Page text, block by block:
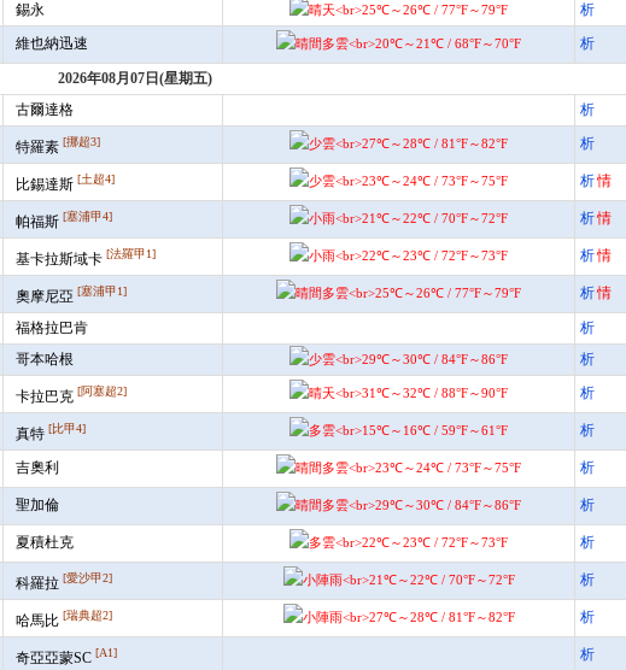
錫永
析
維也納迅速 析
2026年08月07日(星期五)
古爾達格
析
特羅素 [挪超3] 析
比錫達斯 [土超4] 析情
帕福斯 [塞浦甲4] 析情
基卡拉斯域卡 [法羅甲1] 析情
奧摩尼亞 [塞浦甲1] 析情
福格拉巴肯
析
哥本哈根
析
卡拉巴克 [阿塞超2] 析
真特 [比甲4] 析
吉奧利 析
聖加倫 析
夏積杜克 析
科羅拉 [愛沙甲2] 析
哈馬比 [瑞典超2] 析
奇亞亞蒙SC [A1] 析